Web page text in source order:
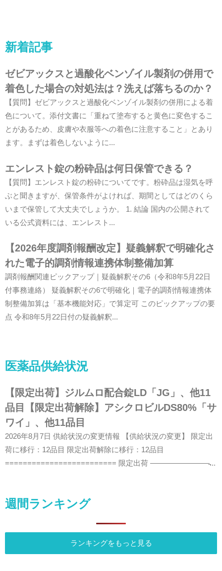
新着記事
ゼビアックスと過酸化ベンゾイル製剤の併用で
着色した場合の対処法は？洗えば落ちるのか？
【質問】ゼビアックスと過酸化ベンゾイル製剤の併用による着
色について。添付文書に「重ねて塗布すると黄色に変色するこ
とがあるため、皮膚や衣服等への着色に注意すること」とあり
ます。まずは着色しないように...
エンレスト錠の粉砕品は何日保管できる？
【質問】エンレスト錠の粉砕についてです。粉砕品は湿気を呼
ぶと聞きますが、保管条件がよければ、期間としてはどのくら
いまで保管して大丈夫でしょうか。 1. 結論 国内の公開されて
いる公式資料には、エンレスト...
【2026年度調剤報酬改定】疑義解釈で明確化さ
れた電子的調剤情報連携体制整備加算
調剤報酬関連ピックアップ｜疑義解釈その6（令和8年5月22日
付事務連絡） 疑義解釈その6で明確化｜電子的調剤情報連携体
制整備加算は「基本機能対応」で算定可 このピックアップの要
点 令和8年5月22日付の疑義解釈...
医薬品供給状況
【限定出荷】ジルムロ配合錠LD「JG」、他11
品目【限定出荷解除】アシクロビルDS80%「サ
ワイ」、他11品目
2026年8月7日 供給状況の変更情報 【供給状況の変更】 限定出
荷に移行：12品目 限定出荷解除に移行：12品目
========================= 限定出荷 ————————̵...
週間ランキング
ランキングをもっと見る